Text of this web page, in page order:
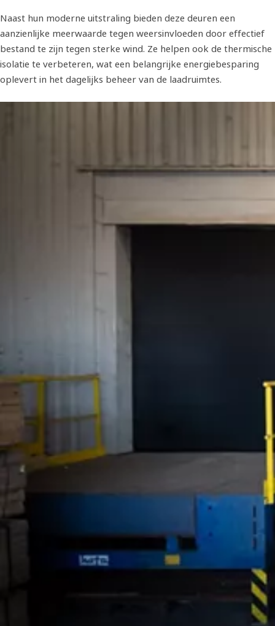
Naast hun moderne uitstraling bieden deze deuren een
aanzienlijke meerwaarde tegen weersinvloeden door effectief
bestand te zijn tegen sterke wind. Ze helpen ook de thermische
isolatie te verbeteren, wat een belangrijke energiebesparing
oplevert in het dagelijks beheer van de laadruimtes.